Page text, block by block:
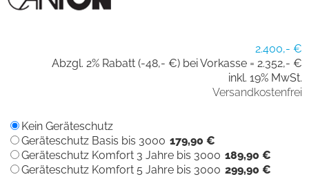
2.400,- €
Abzgl. 2% Rabatt (-48,- €) bei Vorkasse = 2.352,- €
inkl. 19% MwSt.
Versandkostenfrei
Kein Geräteschutz
Geräteschutz Basis bis 3000 179,90 €
Geräteschutz Komfort 3 Jahre bis 3000 189,90 €
Geräteschutz Komfort 5 Jahre bis 3000 299,90 €